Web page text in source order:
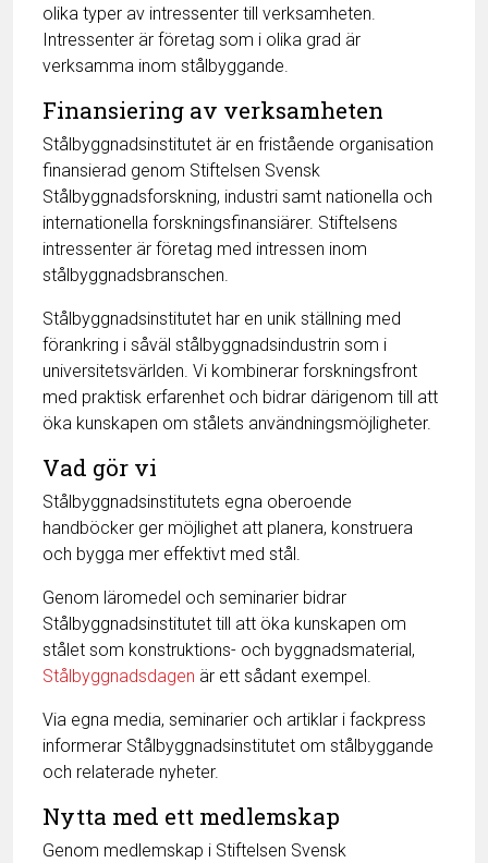
olika typer av intressenter till verksamheten.
Intressenter är företag som i olika grad är
verksamma inom stålbyggande.
Finansiering av verksamheten
Stålbyggnadsinstitutet är en fristående organisation
finansierad genom Stiftelsen Svensk
Stålbyggnadsforskning, industri samt nationella och
internationella forskningsfinansiärer. Stiftelsens
intressenter är företag med intressen inom
stålbyggnadsbranschen.
Stålbyggnadsinstitutet har en unik ställning med
förankring i såväl stålbyggnadsindustrin som i
universitetsvärlden. Vi kombinerar forskningsfront
med praktisk erfarenhet och bidrar därigenom till att
öka kunskapen om stålets användningsmöjligheter.
Vad gör vi
Stålbyggnadsinstitutets egna oberoende
handböcker ger möjlighet att planera, konstruera
och bygga mer effektivt med stål.
Genom läromedel och seminarier bidrar
Stålbyggnadsinstitutet till att öka kunskapen om
stålet som konstruktions- och byggnadsmaterial,
Stålbyggnadsdagen är ett sådant exempel.
Via egna media, seminarier och artiklar i fackpress
informerar Stålbyggnadsinstitutet om stålbyggande
och relaterade nyheter.
Nytta med ett medlemskap
Genom medlemskap i Stiftelsen Svensk